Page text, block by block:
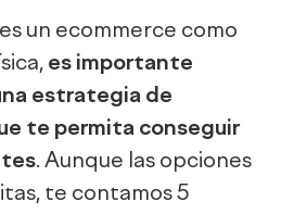
un ecommerce como
es importante
estrategia de
te permita conseguir
. Aunque las opciones
te contamos 5